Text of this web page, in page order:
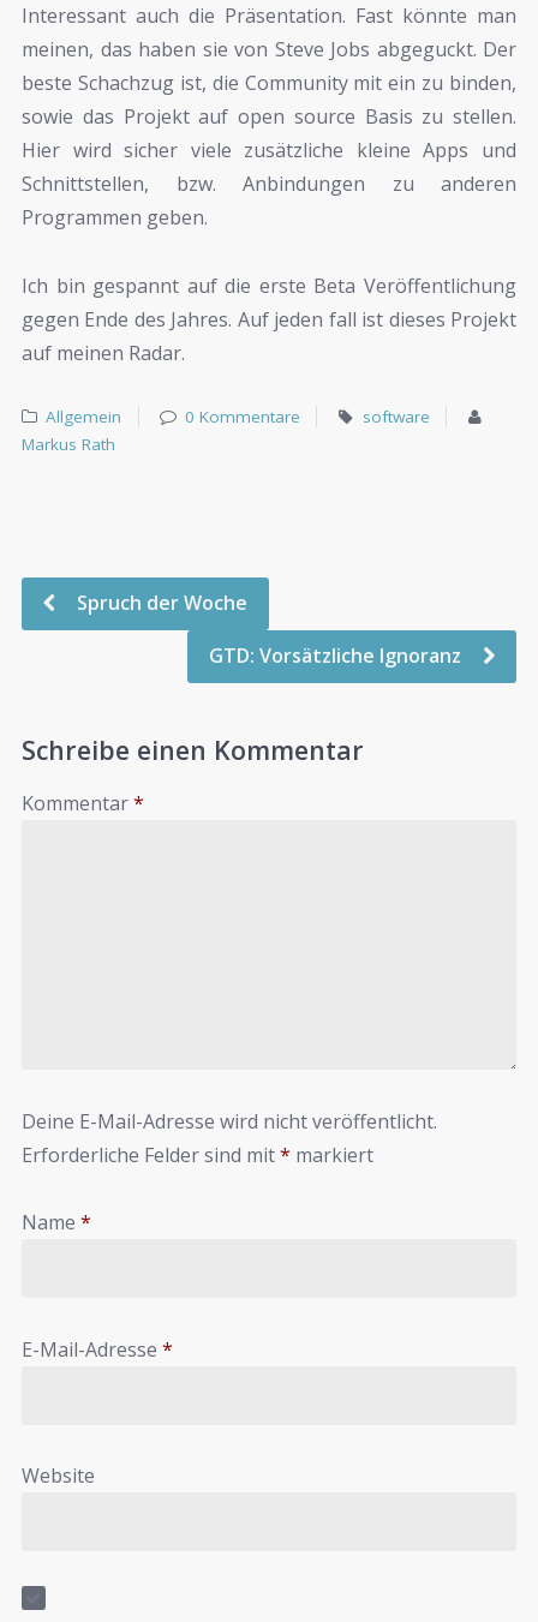
Interessant auch die Präsentation. Fast könnte man
meinen, das haben sie von Steve Jobs abgeguckt. Der
beste Schachzug ist, die Community mit ein zu binden,
sowie das Projekt auf open source Basis zu stellen.
Hier wird sicher viele zusätzliche kleine Apps und
Schnittstellen, bzw. Anbindungen zu anderen
Programmen geben.
Ich bin gespannt auf die erste Beta Veröffentlichung
gegen Ende des Jahres. Auf jeden fall ist dieses Projekt
auf meinen Radar.
Allgemein 0 Kommentare
software
Markus Rath
Spruch der Woche
GTD: Vorsätzliche Ignoranz
Schreibe einen Kommentar
Kommentar*
Deine E-Mail-Adresse wird nicht veröffentlicht.
Erforderliche Felder sind mit* markiert
Name *
E-Mail-Adresse *
Website